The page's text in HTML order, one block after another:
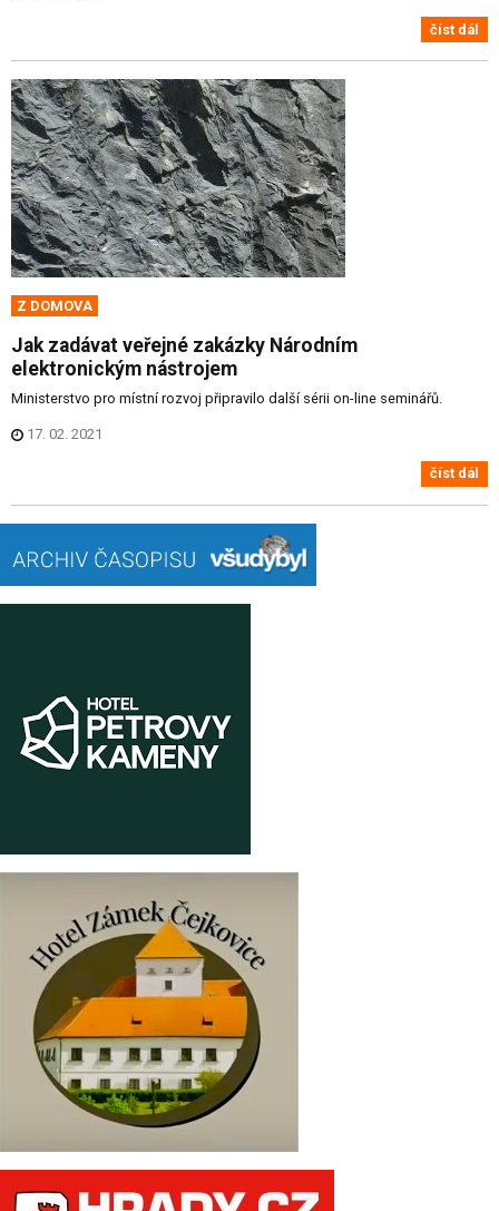
číst dál
Z DOMOVA
Jak zadávat veřejné zakázky Národním
elektronickým nástrojem
Ministerstvo pro místní rozvoj připravilo další sérii on-line seminářů.
17. 02. 2021
číst dál